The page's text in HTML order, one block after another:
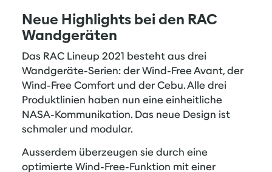
Neue Highlights bei den RAC
Wandgeräten
Das RAC Lineup 2021 besteht aus drei
Wandgeräte-Serien: der Wind-Free Avant, der
Wind-Free Comfort und der Cebu. Alle drei
Produktlinien haben nun eine einheitliche
NASA-Kommunikation. Das neue Design ist
schmaler und modular.
Ausserdem überzeugen sie durch eine
optimierte Wind-Free-Funktion mit einer